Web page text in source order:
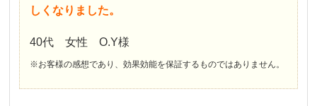
しくなりました。
40代 女性 O.Y様
※お客様の感想であり、効果効能を保証するものではありません。